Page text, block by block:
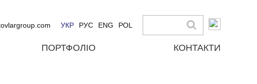
УКР РУС ENG POL
ПОРТФОЛІО КОНТАКТИ